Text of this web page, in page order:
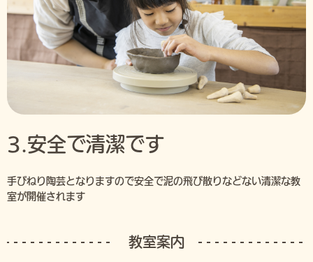
3.安全で清潔です
手びねり陶芸となりますので安全で泥の飛び散りなどない清潔な教
室が開催されます
教室案内